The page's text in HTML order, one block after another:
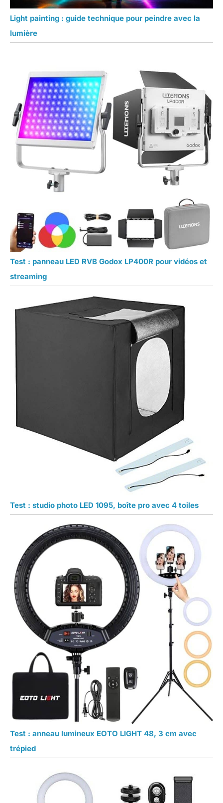
Light painting : guide technique pour peindre avec la
lumière
Test : panneau LED RVB Godox LP400R pour vidéos et
streaming
Test : studio photo LED 1095, boîte pro avec 4 toiles
Test : anneau lumineux EOTO LIGHT 48, 3 cm avec
trépied